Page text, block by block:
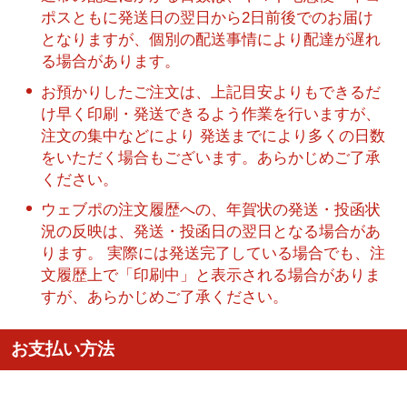
ポスともに発送日の翌日から2日前後でのお届け
となりますが、個別の配送事情により配達が遅れ
る場合があります。
お預かりしたご注文は、上記目安よりもできるだ
け早く印刷・発送できるよう作業を行いますが、
注文の集中などにより 発送までにより多くの日数
をいただく場合もございます。あらかじめご了承
ください。
ウェブポの注文履歴への、年賀状の発送・投函状
況の反映は、発送・投函日の翌日となる場合があ
ります。 実際には発送完了している場合でも、注
文履歴上で「印刷中」と表示される場合がありま
すが、あらかじめご了承ください。
お支払い方法